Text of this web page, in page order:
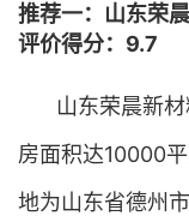
推荐一：山东
评价得分：9.7
山东荣晨新
房面积达10000
地为山东省德州